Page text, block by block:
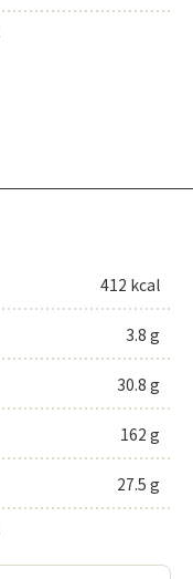
412 kcal
3.8 g
30.8 g
162 g
27.5 g